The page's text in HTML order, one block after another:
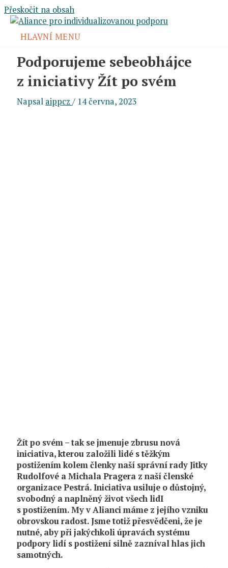
Přeskočit na obsah
HLAVNÍ MENU
Podporujeme sebeobhájce
z iniciativy Žít po svém
Napsal aippcz/ 14 června, 2023
Žít po svém – tak se jmenuje zbrusu nová
iniciativa, kterou založili lidé s těžkým
postižením kolem členky naší správní rady Jitky
Rudolfové a Michala Pragera z naší členské
organizace Pestrá. Iniciativa usiluje o důstojný,
svobodný a naplněný život všech lidI
s postižením. My v Alianci máme z jejího vzniku
obrovskou radost. Jsme totiž přesvědčeni, že je
nutné, aby při jakýchkoli úpravách systému
podpory lidí s postižení silně zazníval hlas jich
samotných.